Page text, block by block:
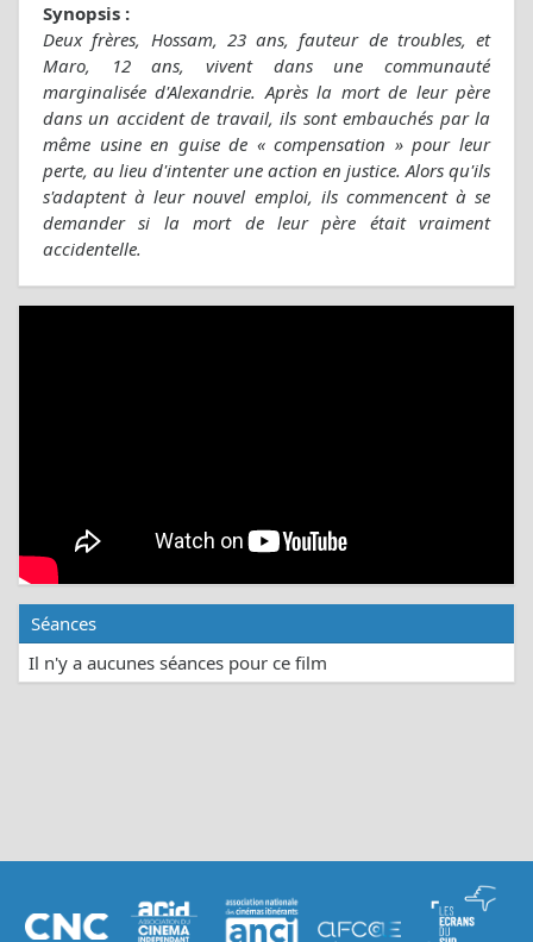
Synopsis :
Deux frères, Hossam, 23 ans, fauteur de troubles, et
Maro, 12 ans, vivent dans une communauté
marginalisée d'Alexandrie. Après la mort de leur père
dans un accident de travail, ils sont embauchés par la
même usine en guise de « compensation » pour leur
perte, au lieu d'intenter une action en justice. Alors qu'ils
s'adaptent à leur nouvel emploi, ils commencent à se
demander si la mort de leur père était vraiment
accidentelle.
Séances
Il n'y a aucunes séances pour ce film